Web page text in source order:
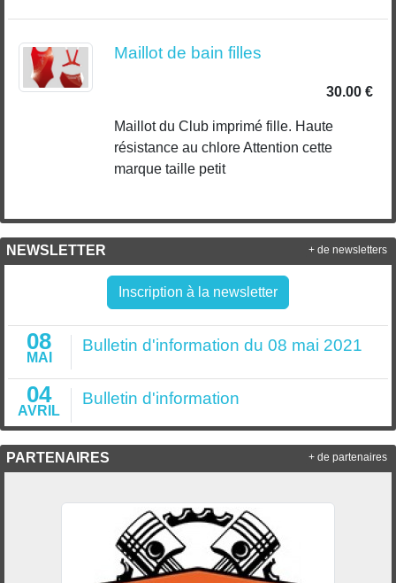
Maillot de bain filles
30.00 €
Maillot du Club imprimé fille. Haute
résistance au chlore Attention cette
marque taille petit
NEWSLETTER
Inscription à la newsletter
08
MAI
Bulletin d'information du 08 mai 2021
04
AVRIL
Bulletin d'information
+ de newsletters
PARTENAIRES + de partenaires